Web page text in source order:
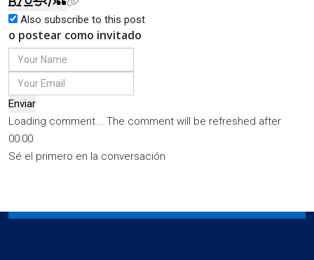
Also subscribe to this post
o postear como invitado
Enviar
Loading comment... The comment will be refreshed after
00:00.
Sé el primero en la conversación